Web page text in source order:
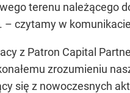
terenu należącego
– czytamy w
z Patron Capital
zrozumieniu
się z nowoczesnych